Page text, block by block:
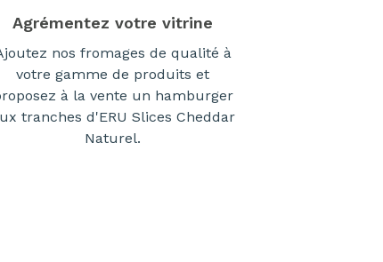
Agrémentez votre vitrine
nos fromages de qualité à
votre gamme de produits et
à la vente un hamburger
tranches d'ERU Slices Cheddar
Naturel.